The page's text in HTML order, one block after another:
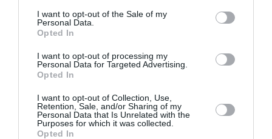
I want to opt-out of the Sale of my
Personal Data.
Opted In
I want to opt-out of processing my
Personal Data for Targeted Advertising.
Opted In
I want to opt-out of Collection, Use,
Retention, Sale, and/or Sharing of my
Personal Data that Is Unrelated with the
Purposes for which it was collected.
Opted In